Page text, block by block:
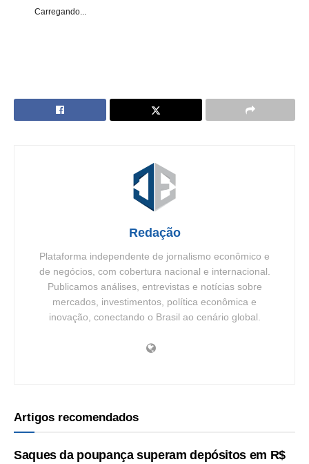
Carregando...
Redação
Plataforma independente de jornalismo econômico e
de negócios, com cobertura nacional e internacional.
Publicamos análises, entrevistas e notícias sobre
mercados, investimentos, política econômica e
inovação, conectando o Brasil ao cenário global.
Artigos recomendados
Saques da poupança superam depósitos em R$